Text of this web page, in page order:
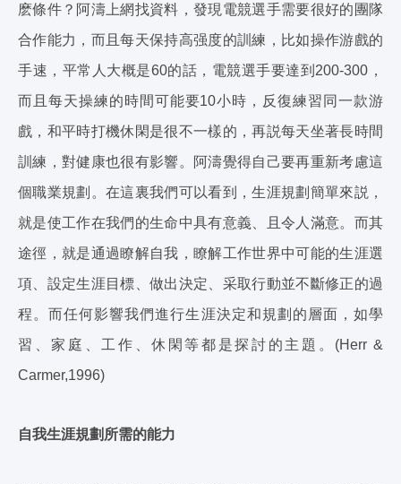
麽條件？阿濤上網找資料，發現電競選手需要很好的團隊
合作能力，而且每天保持高强度的訓練，比如操作游戲的
手速，平常人大概是60的話，電競選手要達到200-300，
而且每天操練的時間可能要10小時，反復練習同一款游
戲，和平時打機休閑是很不一樣的，再説每天坐著長時間
訓練，對健康也很有影響。阿濤覺得自己要再重新考慮這
個職業規劃。在這裏我們可以看到，生涯規劃簡單來説，
就是使工作在我們的生命中具有意義、且令人滿意。而其
途徑，就是通過瞭解自我，瞭解工作世界中可能的生涯選
項、設定生涯目標、做出決定、采取行動並不斷修正的過
程。而任何影響我們進行生涯決定和規劃的層面，如學
習、家庭、工作、休閑等都是探討的主題。(Herr &
Carmer,1996)
自我生涯規劃所需的能力